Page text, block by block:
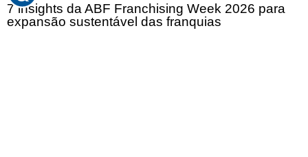
7 insights da ABF Franchising Week 2026 para
expansão sustentável das franquias